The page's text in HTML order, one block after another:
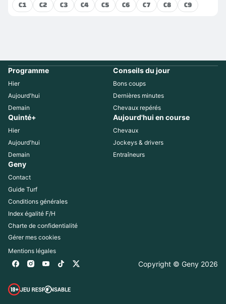
C1 C2 C3 C4 C5 C6 C7 C8 C9
Programme
Hier
Aujourd'hui
Demain
Conseils du jour
Bons coups
Dernières minutes
Chevaux repérés
Quinté+
Hier
Aujourd'hui
Demain
Aujourd'hui en course
Chevaux
Jockeys & drivers
Entraîneurs
Geny
Contact
Guide Turf
Conditions générales
Index égalité F/H
Charte de confidentialité
Gérer mes cookies
Mentions légales
Copyright © Geny 2026